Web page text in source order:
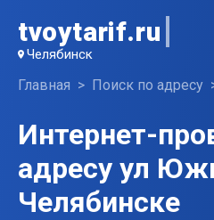
tvoytarif.ru
Челябинск
Главная Поиск по адресу
Интернет-
адресу ул
Челябинске